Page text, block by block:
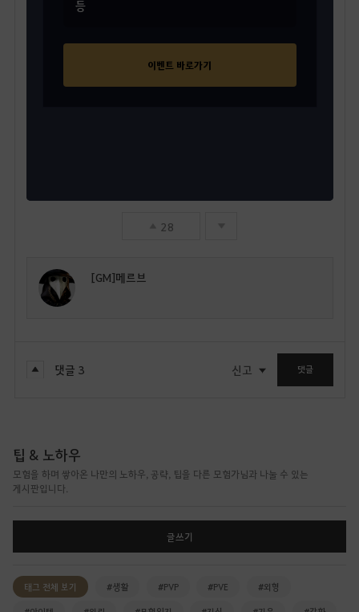
등
이벤트 바로가기
28
[GM]메르브
댓글 3 신고 댓글
팁 & 노하우
모험을 하며 쌓아온 나만의 노하우, 공략, 팁을 다른 모험가님과 나눌 수 있는
게시판입니다.
글쓰기
태그 전체 보기 #생활 #PVP #PVE #외형